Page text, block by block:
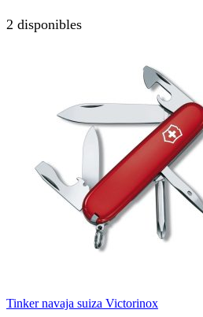
2 disponibles
Tinker navaja suiza Victorinox